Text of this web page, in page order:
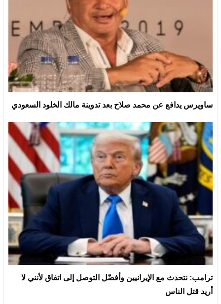
ساويرس يدافع عن محمد صلاح بعد تدوينة مالك الخلود السعودي
ترامب: نتحدث مع الإيرانيين وأفضّل التوصل إلى اتفاق لأنني لا
أريد قتل الناس